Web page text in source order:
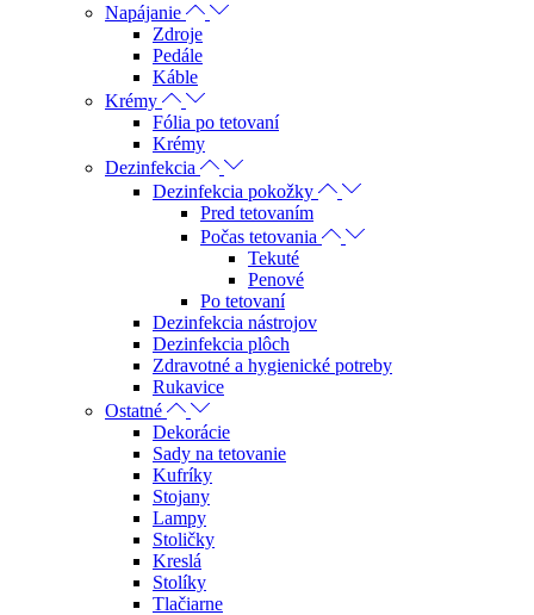
Napájanie
Zdroje
Pedále
Káble
Krémy
Fólia po tetovaní
Krémy
Dezinfekcia
Dezinfekcia pokožky
Pred tetovaním
Počas tetovania
Tekuté
Penové
Po tetovaní
Dezinfekcia nástrojov
Dezinfekcia plôch
Zdravotné a hygienické potreby
Rukavice
Ostatné
Dekorácie
Sady na tetovanie
Kufríky
Stojany
Lampy
Stoličky
Kreslá
Stolíky
Tlačiarne